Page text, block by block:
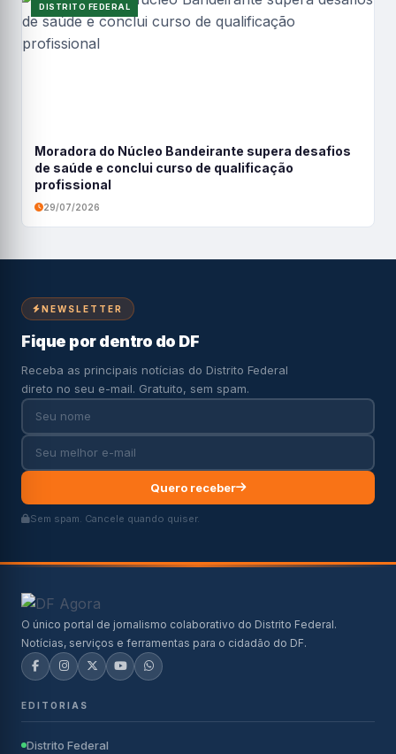
DISTRITO FEDERAL
Moradora do Núcleo Bandeirante supera desafios
de saúde e conclui curso de qualificação
profissional
29/07/2026
NEWSLETTER
Fique por dentro do DF
Receba as principais notícias do Distrito Federal
direto no seu e-mail. Gratuito, sem spam.
Quero receber
Sem spam. Cancele quando quiser.
O único portal de jornalismo colaborativo do Distrito Federal.
Notícias, serviços e ferramentas para o cidadão do DF.
EDITORIAS
Distrito Federal